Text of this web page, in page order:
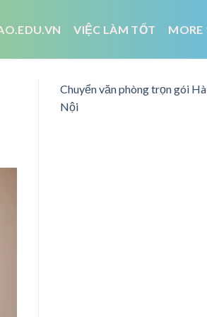
VIỆC LÀM TỐT MORE
Chuyển văn phòng trọn gói Hà
Nội